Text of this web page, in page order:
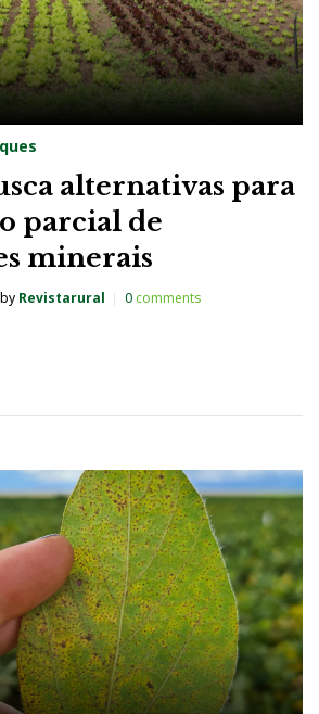
alternativas para
parcial de
minerais
by Revistarural 0comments